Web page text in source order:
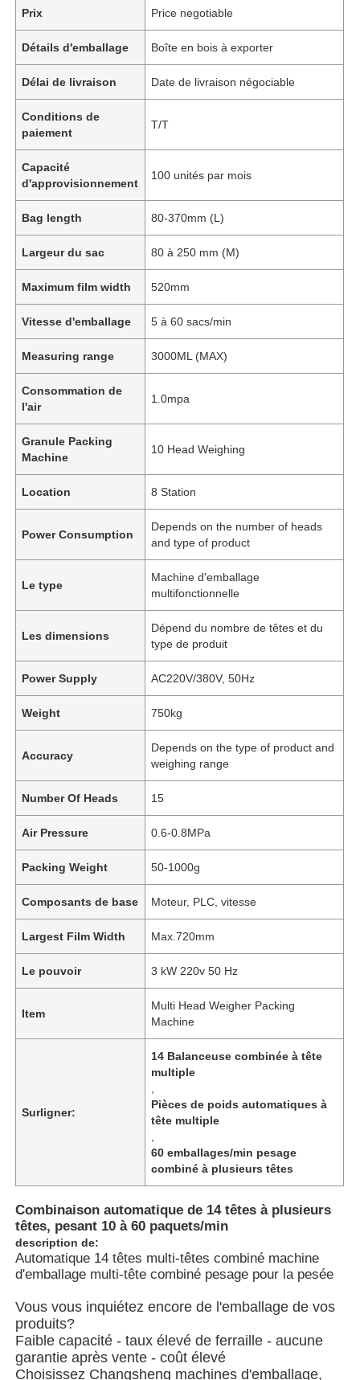
Produits
Vidéos
Visite de l'usine
Nous contacter
nouvelles
Les affaires
Machines à emballer en rotation
Prix Price negotiable
Détails d'emballage Boîte en bois à exporter
Délai de livraison Date de livraison négociable
Conditions de
paiement
T/T
Capacité
d'approvisionnement
100 unités par mois
Bag length 80-370mm (L)
Largeur du sac 80 à 250 mm (M)
Maximum film width 520mm
Vitesse d'emballage 5 à 60 sacs/min
Measuring range 3000ML (MAX)
Consommation de
l'air
1.0mpa
Granule Packing
Machine
10 Head Weighing
Location 8 Station
Power Consumption
Depends on the number of heads
and type of product
Le type
Machine d'emballage
multifonctionnelle
Les dimensions
Dépend du nombre de têtes et du
type de produit
Power Supply AC220V/380V, 50Hz
Weight 750kg
Accuracy
Depends on the type of product and
weighing range
Number Of Heads 15
Air Pressure 0.6-0.8MPa
Packing Weight 50-1000g
Composants de base Moteur, PLC, vitesse
Largest Film Width Max.720mm
Le pouvoir 3 kW 220v 50 Hz
Item
Multi Head Weigher Packing
Machine
Surligner:
14 Balanceuse combinée à tête
multiple
Pièces de poids automatiques à
tête multiple
60 emballages/min pesage
combiné à plusieurs têtes
Combinaison automatique de 14 têtes à plusieurs
têtes, pesant 10 à 60 paquets/min
description de:
Automatique 14 têtes multi-têtes combiné machine
d'emballage multi-tête combiné pesage pour la pesée
Vous vous inquiétez encore de l'emballage de vos
produits?
Faible capacité - taux élevé de ferraille - aucune
garantie après vente - coût élevé
Choisissez Changsheng machines d'emballage,